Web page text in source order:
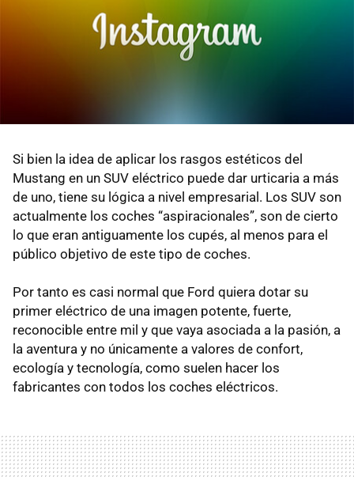
Si bien la idea de aplicar los rasgos estéticos del
Mustang en un SUV eléctrico puede dar urticaria a más
de uno, tiene su lógica a nivel empresarial. Los SUV son
actualmente los coches “aspiracionales”, son de cierto
lo que eran antiguamente los cupés, al menos para el
público objetivo de este tipo de coches.
Por tanto es casi normal que Ford quiera dotar su
primer eléctrico de una imagen potente, fuerte,
reconocible entre mil y que vaya asociada a la pasión, a
la aventura y no únicamente a valores de confort,
ecología y tecnología, como suelen hacer los
fabricantes con todos los coches eléctricos.